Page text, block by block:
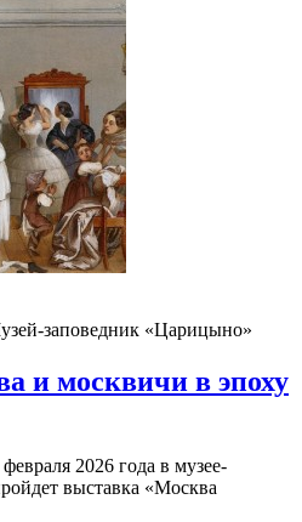
заповедник «Царицыно»
и москвичи в эпоху
2026 года в музее-
выставка «Москва